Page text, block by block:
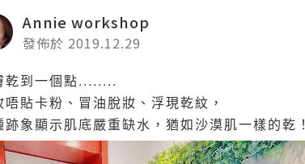
Annie workshop
發佈於 2019.12.29
乾到一個點........
唔貼卡粉、冒油脫妝、浮現乾紋，
跡象顯示肌底嚴重缺水，猶如沙漠肌一樣的乾！